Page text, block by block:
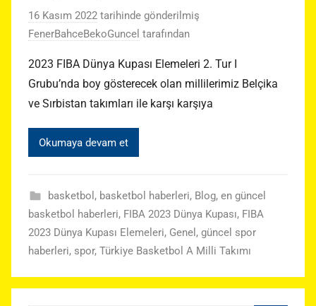
16 Kasım 2022 tarihinde gönderilmiş
FenerBahceBekoGuncel tarafından
2023 FIBA Dünya Kupası Elemeleri 2. Tur I
Grubu’nda boy gösterecek olan millilerimiz Belçika
ve Sırbistan takımları ile karşı karşıya
Okumaya devam et
basketbol , basketbol haberleri, Blog, en güncel
basketbol haberleri, FIBA 2023 Dünya Kupası, FIBA
2023 Dünya Kupası Elemeleri, Genel , güncel spor
haberleri, spor, Türkiye Basketbol A Milli Takımı